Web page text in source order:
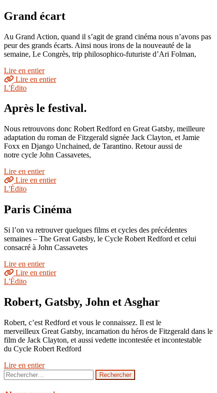
Grand écart
Au Grand Action, quand il s’agit de grand cinéma nous n’avons pas
peur des grands écarts. Ainsi nous irons de la nouveauté de la
semaine, Le Congrès, trip philosophico-futuriste d’Ari Folman,
Lire en entier
Lire en entier
L'Édito
Après le festival.
Nous retrouvons donc Robert Redford en Great Gatsby, meilleure
adaptation du roman de Fitzgerald signée Jack Clayton, et Jamie
Foxx en Django Unchained, de Tarantino. Retour aussi de
notre cycle John Cassavetes,
Lire en entier
Lire en entier
L'Édito
Paris Cinéma
Si l’on va retrouver quelques films et cycles des précédentes
semaines – The Great Gatsby, le Cycle Robert Redford et celui
consacré à John Cassavetes
Lire en entier
Lire en entier
L'Édito
Robert, Gatsby, John et Asghar
Robert, c’est Redford et vous le connaissez. Il est le
merveilleux Great Gatsby, incarnation du héros de Fitzgerald dans le
film de Jack Clayton, et aussi vedette incontestée et incontestable
du Cycle Robert Redford
Lire en entier
Rechercher :